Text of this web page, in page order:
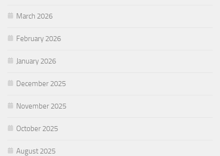
March 2026
February 2026
January 2026
December 2025
November 2025
October 2025
August 2025